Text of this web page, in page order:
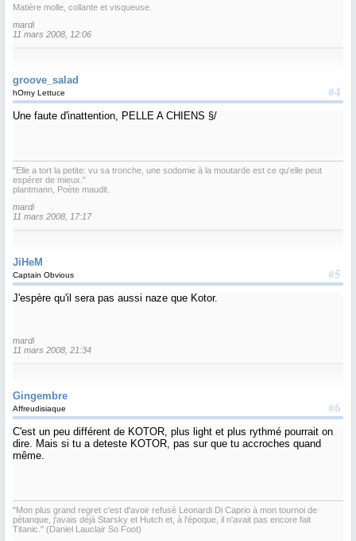
Matière molle, collante et visqueuse.
mardi
11 mars 2008, 12:06
groove_salad
#4
hOrny Lettuce
Une faute d'inattention, PELLE A CHIENS §/
"Elle a tort la petite: vu sa tronche, une sodomie à la moutarde est ce qu'elle peut
espérer de mieux."
plantmann, Poète maudit.
mardi
11 mars 2008, 17:17
JiHeM
#5
Captain Obvious
J'espère qu'il sera pas aussi naze que Kotor.
mardi
11 mars 2008, 21:34
Gingembre
#6
Affreudisiaque
C'est un peu différent de KOTOR, plus light et plus rythmé pourrait on
dire. Mais si tu a deteste KOTOR, pas sur que tu accroches quand
même.
"Mon plus grand regret c'est d'avoir refusé Leonardi Di Caprio à mon tournoi de
pétanque, j'avais déjà Starsky et Hutch et, à l'époque, il n'avait pas encore fait
Titanic." (Daniel Lauclair So Foot)